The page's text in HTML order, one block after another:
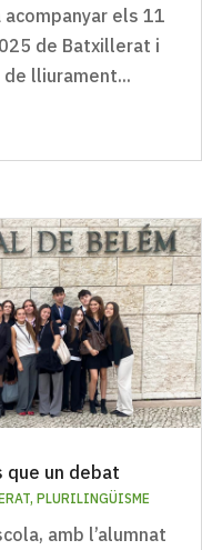
acompanyar els 11
de Batxillerat i
lliurament...
que un debat
, PLURILINGÜISME
amb l’alumnat